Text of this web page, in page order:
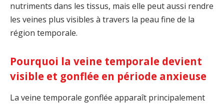
nutriments dans les tissus, mais elle peut aussi rendre
les veines plus visibles à travers la peau fine de la
région temporale.
Pourquoi la veine temporale devient
visible et gonflée en période anxieuse
La veine temporale gonflée apparaît principalement